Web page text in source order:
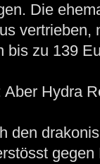
Die
vertrieben,
bis zu 139
Aber Hydra
den